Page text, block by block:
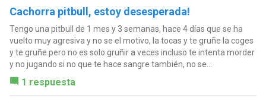
Cachorra pitbull, estoy desesperada!
Tengo una pitbull de 1 mes y 3 semanas, hace 4 días que se ha
vuelto muy agresiva y no se el motivo, la tocas y te gruñe la coges
y te gruñe pero no es solo gruñir a veces incluso te intenta morder
y no jugando si no que te hace sangre también, no se...
1 respuesta